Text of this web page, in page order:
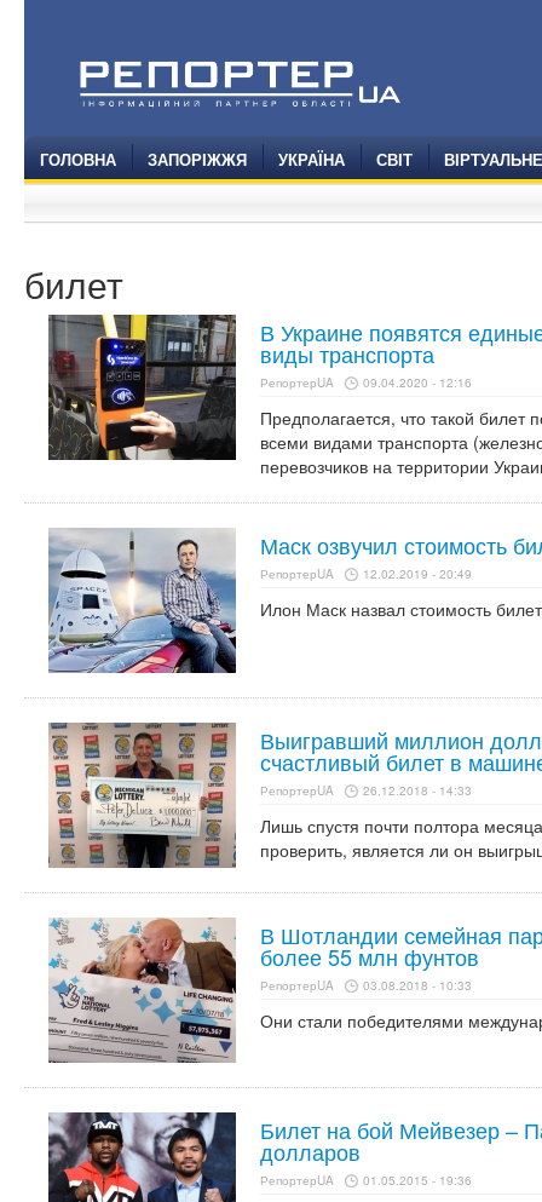
ГОЛОВНА ЗАПОРІЖЖЯ УКРАЇНА СВІТ
билет
В Украине появятся
виды транспорта
РепортерUA 09.04.2020 - 12:16
Предполагается, что такой билет
всеми видами транспорта
перевозчиков на территории
Маск озвучил стоимость
РепортерUA 12.02.2019 - 20:49
Илон Маск назвал стоимость
Выигравший миллион
счастливый билет в
РепортерUA 26.12.2018 - 14:33
Лишь спустя почти полтора
проверить, является ли он
В Шотландии семейная
более 55 млн фунтов
РепортерUA 03.08.2018 - 10:33
Они стали победителями
Билет на бой Мейвезер –
долларов
РепортерUA 01.05.2015 - 19:36